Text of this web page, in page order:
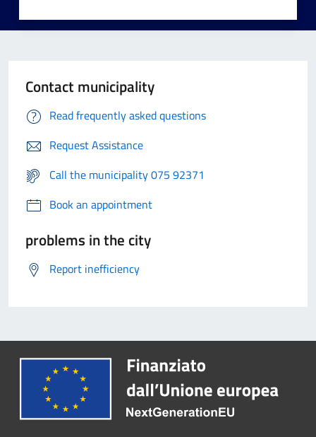
Contact municipality
Read frequently asked questions
Request Assistance
Call the municipality 075 92371
Book an appointment
problems in the city
Report inefficiency